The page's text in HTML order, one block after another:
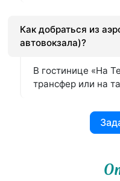
Как добраться из
автовокзала)?
В гостинице «На
трансфер или на